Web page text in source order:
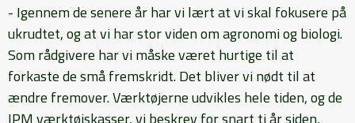
- Igennem de senere år har vi lært at vi skal fokusere på
ukrudtet, og at vi har stor viden om agronomi og biologi.
Som rådgivere har vi måske været hurtige til at
forkaste de små fremskridt. Det bliver vi nødt til at
ændre fremover. Værktøjerne udvikles hele tiden, og de
IPM værktøjskasser, vi beskrev for snart ti år siden,